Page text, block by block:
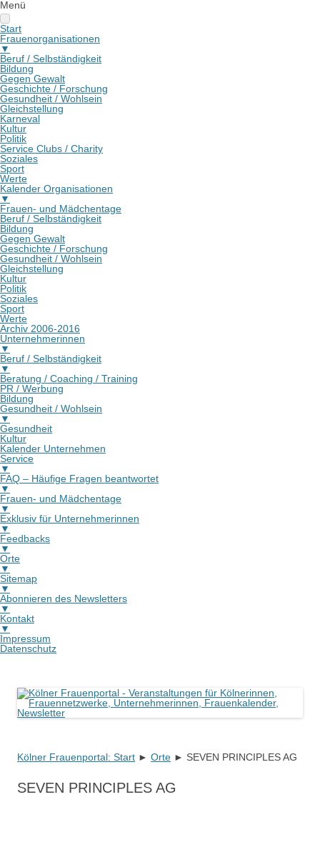
Menü
Start
Frauenorganisationen
▼
Beruf / Selbständigkeit
Bildung
Gegen Gewalt
Geschichte / Forschung
Gesundheit / Wohlsein
Gleichstellung
Karneval
Kultur
Politik
Service Clubs / Charity
Soziales
Sport
Werte
Kalender Organisationen
▼
Frauen- und Mädchentage
Beruf / Selbständigkeit
Bildung
Gegen Gewalt
Geschichte / Forschung
Gesundheit / Wohlsein
Gleichstellung
Kultur
Politik
Soziales
Sport
Werte
Archiv 2006-2016
Unternehmerinnen
▼
Beruf / Selbständigkeit
▼
Beratung / Coaching / Training
PR / Werbung
Bildung
Gesundheit / Wohlsein
▼
Gesundheit
Kultur
Kalender Unternehmen
Service
▼
FAQ – Häufige Fragen beantwortet
▼
Frauen- und Mädchentage
▼
Exklusiv für Unternehmerinnen
▼
Feedbacks
▼
Orte
▼
Sitemap
▼
Abonnieren des Newsletters
▼
Kontakt
▼
Impressum
Datenschutz
Frauenkalender, Newsletter
Zum
Kölner Frauenportal: Start ► Orte ► SEVEN PRINCIPLES AG
SEVEN PRINCIPLES AG